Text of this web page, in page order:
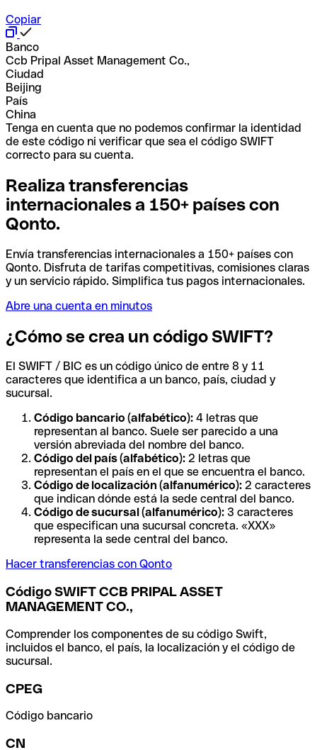
Copiar
Banco
Ccb Pripal Asset Management Co.,
Ciudad
Beijing
País
China
Tenga en cuenta que no podemos confirmar la identidad
de este código ni verificar que sea el código SWIFT
correcto para su cuenta.
Realiza transferencias
internacionales a 150+ países con
Qonto.
Envía transferencias internacionales a 150+ países con
Qonto. Disfruta de tarifas competitivas, comisiones claras
y un servicio rápido. Simplifica tus pagos internacionales.
Abre una cuenta en minutos
¿Cómo se crea un código SWIFT?
El SWIFT / BIC es un código único de entre 8 y 11
caracteres que identifica a un banco, país, ciudad y
sucursal.
Código bancario (alfabético): 4 letras que
representan al banco. Suele ser parecido a una
versión abreviada del nombre del banco.
Código del país (alfabético): 2 letras que
representan el país en el que se encuentra el banco.
Código de localización (alfanumérico): 2 caracteres
que indican dónde está la sede central del banco.
Código de sucursal (alfanumérico): 3 caracteres
que especifican una sucursal concreta. «XXX»
representa la sede central del banco.
Hacer transferencias con Qonto
Código SWIFT CCB PRIPAL ASSET
MANAGEMENT CO.,
Comprender los componentes de su código Swift,
incluidos el banco, el país, la localización y el código de
sucursal.
CPEG
Código bancario
CN